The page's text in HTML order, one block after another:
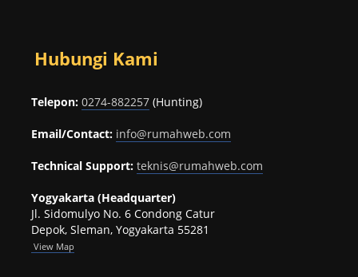
Hubungi Kami
Telepon: 0274-882257 (Hunting)
Email/Contact: info@rumahweb.com
Technical Support: teknis@rumahweb.com
Yogyakarta (Headquarter)
Jl. Sidomulyo No. 6 Condong Catur
Depok, Sleman, Yogyakarta 55281
View Map